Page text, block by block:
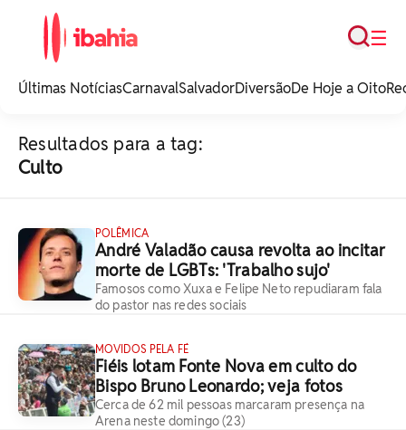
noticias e
☰
Busca
Últimas NotíciasCarnavalSalvadorDiversãoDe Hoje a Oito
Resultados para a tag:
Culto
POLÊMICA
André Valadão causa revolta ao incitar
morte de LGBTs: 'Trabalho sujo'
Famosos como Xuxa e Felipe Neto repudiaram fala
do pastor nas redes sociais
MOVIDOS PELA FÉ
Fiéis lotam Fonte Nova em culto do
Bispo Bruno Leonardo; veja fotos
Cerca de 62 mil pessoas marcaram presença na
Arena neste domingo (23)